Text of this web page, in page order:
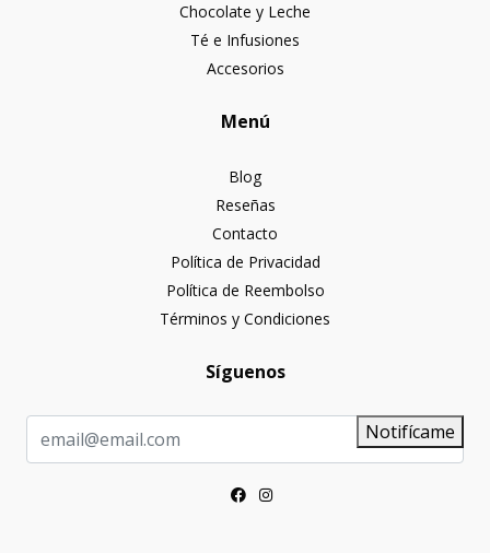
Chocolate y Leche
Té e Infusiones
Accesorios
Menú
Blog
Reseñas
Contacto
Política de Privacidad
Política de Reembolso
Términos y Condiciones
Síguenos
Notifícame